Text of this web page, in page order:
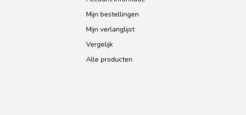
Mijn bestellingen
Mijn verlanglijst
Vergelijk
Alle producten